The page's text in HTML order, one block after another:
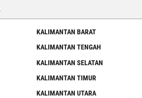
KALIMANTAN BARAT
KALIMANTAN TENGAH
KALIMANTAN SELATAN
KALIMANTAN TIMUR
KALIMANTAN UTARA